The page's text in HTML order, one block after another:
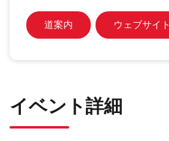
道案内 ウェブサイト
イベント詳細